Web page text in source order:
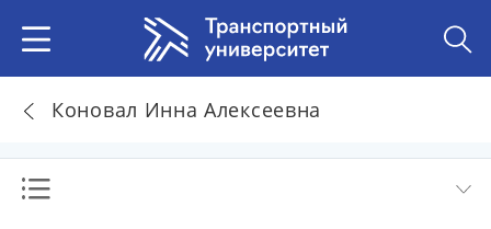
Коновал Инна Алексеевна